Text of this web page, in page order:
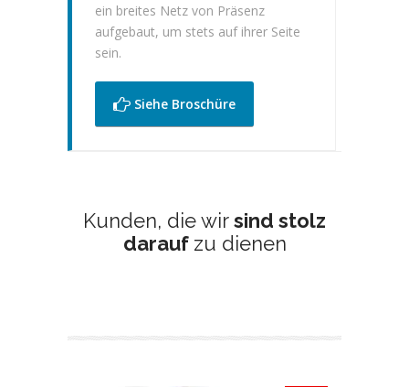
ein breites Netz von Präsenz
aufgebaut, um stets auf ihrer Seite
sein.
Siehe Broschüre
Kunden, die wirsind stolz
darauf zu dienen